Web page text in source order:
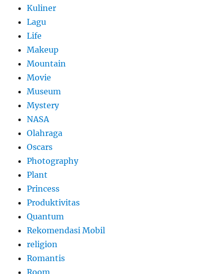
Kuliner
Lagu
Life
Makeup
Mountain
Movie
Museum
Mystery
NASA
Olahraga
Oscars
Photography
Plant
Princess
Produktivitas
Quantum
Rekomendasi Mobil
religion
Romantis